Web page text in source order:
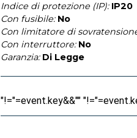
Indice di protezione (IP): IP20
Con fusibile: No
Con limitatore di
Con interruttore: No
Garanzia: Di Legge
"!="=event.key&&""